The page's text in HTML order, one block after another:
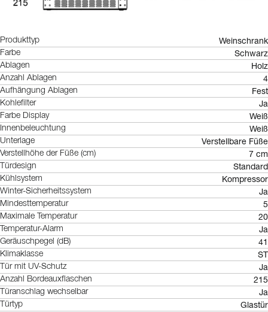
Produkttyp Weinschrank
Farbe Schwarz
Ablagen Holz
Anzahl Ablagen 4
Aufhängung Ablagen Fest
Kohlefilter Ja
Farbe Display Weiß
Innenbeleuchtung Weiß
Unterlage Verstellbare Füße
Verstellhöhe der Füße (cm) 7 cm
Türdesign Standard
Kühlsystem Kompressor
Winter-Sicherheitssystem Ja
Mindesttemperatur 5
Maximale Temperatur 20
Temperatur-Alarm Ja
Geräuschpegel (dB) 41
Klimaklasse ST
Tür mit UV-Schutz Ja
Anzahl Bordeauxflaschen 215
Türanschlag wechselbar Ja
Türtyp Glastür